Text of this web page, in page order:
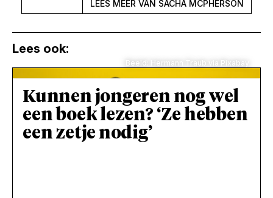
LEES MEER VAN SACHA MCPHERSON
Lees ook:
Beeld: Hermann Traub via Pixabay
Kunnen jongeren nog wel
een boek lezen? ‘Ze hebben
een zetje nodig’